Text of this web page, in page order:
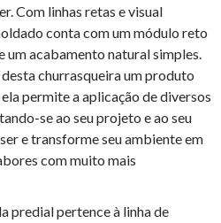
Com linhas retas e visual
conta com um módulo reto
um acabamento natural simples.
churrasqueira um produto
permite a aplicação de diversos
se ao seu projeto e ao seu
e transforme seu ambiente em
com muito mais
predial pertence à linha de